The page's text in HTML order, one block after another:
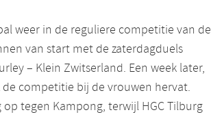
weer in de reguliere competitie van de
van start met de zaterdagduels
– Klein Zwitserland. Een week later,
competitie bij de vrouwen hervat.
tegen Kampong, terwijl HGC Tilburg